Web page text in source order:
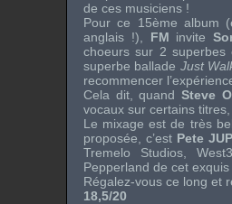
de ces musiciens !
Pour ce 15ème album
anglais !), FM invite
choeurs sur 2 superbes
superbe ballade Just
recommencer
Cela dit, quand Steve
vocaux sur certains
Le mixage est de très
proposée, c’est Pete
Tremelo Studios,
Pepperland de cet exquis
Régalez-vous ce long et
18,5/20